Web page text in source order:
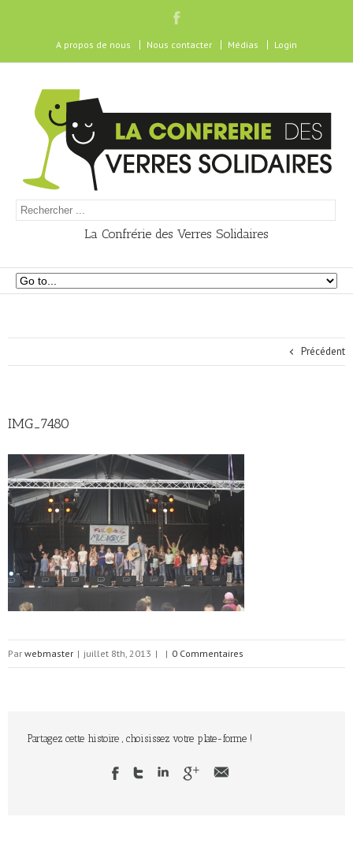
A propos de nous Nous contacter Médias Login
La Confrérie des Verres Solidaires
Précédent
IMG_7480
Par webmaster | juillet 8th, 2013 | | 0 Commentaires
Partagez cette histoire , choisissez votre plate-forme !